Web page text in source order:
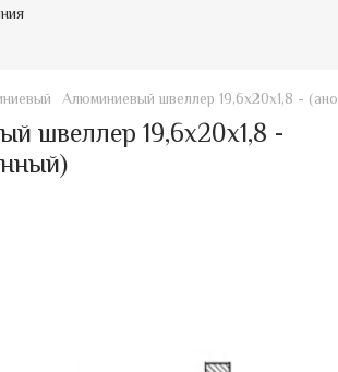
Алюминиевый швеллер 19,6х20х1,8 -
швеллер 19,6х20х1,8 -